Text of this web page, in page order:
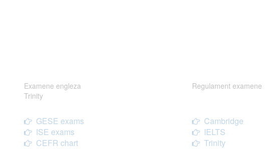
Examene engleza
Trinity
GESE exams
ISE exams
CEFR chart
Regulament examene
Cambridge
IELTS
Trinity